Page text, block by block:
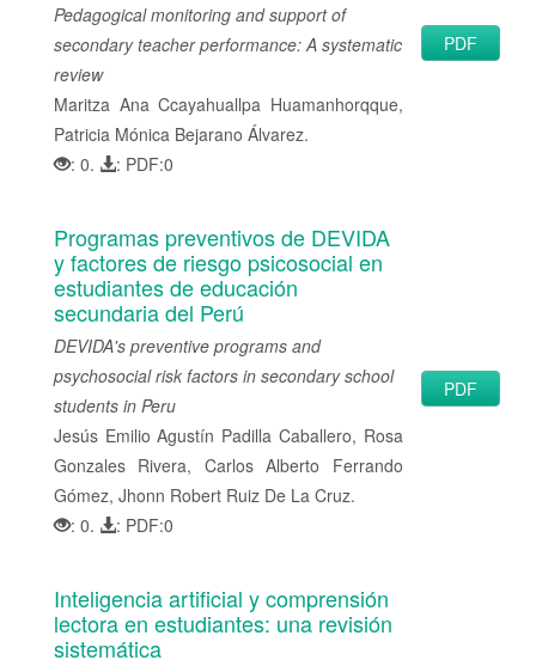
Pedagogical monitoring and support of
secondary teacher performance: A systematic
review
Maritza Ana Ccayahuallpa Huamanhorqque,
Patricia Mónica Bejarano Álvarez.
: 0.
: PDF:0
PDF
Programas preventivos de DEVIDA
y factores de riesgo psicosocial en
estudiantes de educación
secundaria del Perú
DEVIDA's preventive programs and
psychosocial risk factors in secondary school
students in Peru
Jesús Emilio Agustín Padilla Caballero, Rosa
Gonzales Rivera, Carlos Alberto Ferrando
Gómez, Jhonn Robert Ruiz De La Cruz.
: 0.
: PDF:0
PDF
Inteligencia artificial y comprensión
lectora en estudiantes: una revisión
sistemática